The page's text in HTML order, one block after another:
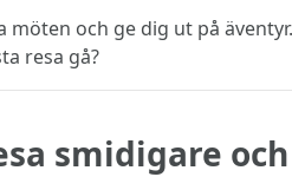
och ge dig ut på
resa gå?
smidigare